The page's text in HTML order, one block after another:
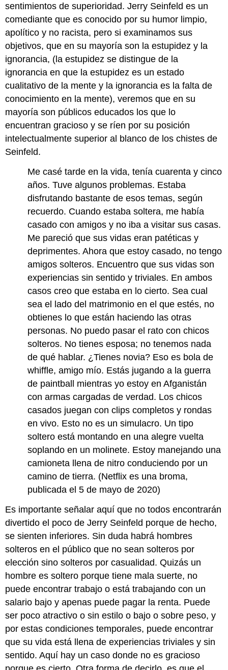
sentimientos de superioridad. Jerry Seinfeld es un
comediante que es conocido por su humor limpio,
apolítico y no racista, pero si examinamos sus
objetivos, que en su mayoría son la estupidez y la
ignorancia, (la estupidez se distingue de la
ignorancia en que la estupidez es un estado
cualitativo de la mente y la ignorancia es la falta de
conocimiento en la mente), veremos que en su
mayoría son públicos educados los que lo
encuentran gracioso y se ríen por su posición
intelectualmente superior al blanco de los chistes de
Seinfeld.
Me casé tarde en la vida, tenía cuarenta y cinco
años. Tuve algunos problemas. Estaba
disfrutando bastante de esos temas, según
recuerdo. Cuando estaba soltera, me había
casado con amigos y no iba a visitar sus casas.
Me pareció que sus vidas eran patéticas y
deprimentes. Ahora que estoy casado, no tengo
amigos solteros. Encuentro que sus vidas son
experiencias sin sentido y triviales. En ambos
casos creo que estaba en lo cierto. Sea cual
sea el lado del matrimonio en el que estés, no
obtienes lo que están haciendo las otras
personas. No puedo pasar el rato con chicos
solteros. No tienes esposa; no tenemos nada
de qué hablar. ¿Tienes novia? Eso es bola de
whiffle, amigo mío. Estás jugando a la guerra
de paintball mientras yo estoy en Afganistán
con armas cargadas de verdad. Los chicos
casados juegan con clips completos y rondas
en vivo. Esto no es un simulacro. Un tipo
soltero está montando en una alegre vuelta
soplando en un molinete. Estoy manejando una
camioneta llena de nitro conduciendo por un
camino de tierra. (Netflix es una broma,
publicada el 5 de mayo de 2020)
Es importante señalar aquí que no todos encontrarán
divertido el poco de Jerry Seinfeld porque de hecho,
se sienten inferiores. Sin duda habrá hombres
solteros en el público que no sean solteros por
elección sino solteros por casualidad. Quizás un
hombre es soltero porque tiene mala suerte, no
puede encontrar trabajo o está trabajando con un
salario bajo y apenas puede pagar la renta. Puede
ser poco atractivo o sin estilo o bajo o sobre peso, y
por estas condiciones temporales, puede encontrar
que su vida está llena de experiencias triviales y sin
sentido. Aquí hay un caso donde no es gracioso